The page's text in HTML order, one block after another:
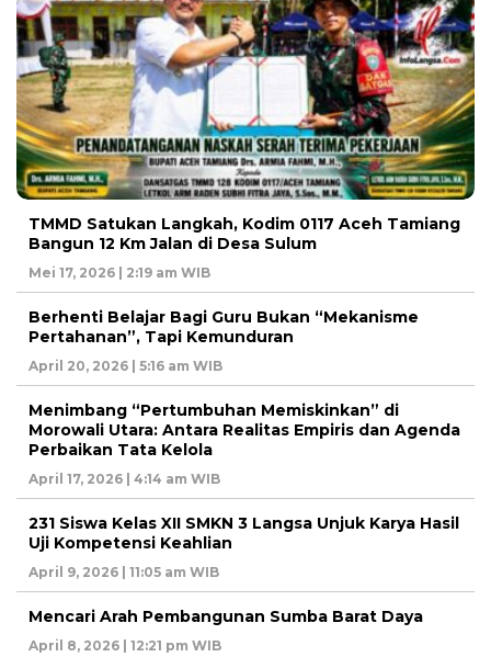
TMMD Satukan Langkah, Kodim 0117 Aceh Tamiang
Bangun 12 Km Jalan di Desa Sulum
Mei 17, 2026 | 2:19 am WIB
Berhenti Belajar Bagi Guru Bukan “Mekanisme
Pertahanan”, Tapi Kemunduran
April 20, 2026 | 5:16 am WIB
Menimbang “Pertumbuhan Memiskinkan” di
Morowali Utara: Antara Realitas Empiris dan Agenda
Perbaikan Tata Kelola
April 17, 2026 | 4:14 am WIB
231 Siswa Kelas XII SMKN 3 Langsa Unjuk Karya Hasil
Uji Kompetensi Keahlian
April 9, 2026 | 11:05 am WIB
Mencari Arah Pembangunan Sumba Barat Daya
April 8, 2026 | 12:21 pm WIB